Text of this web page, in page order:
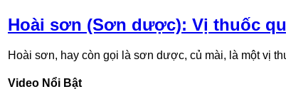
Hoài sơn (Sơn dược): Vị thuốc
Hoài sơn, hay còn gọi là sơn dược, củ mài, là một vị
Video Nổi Bật